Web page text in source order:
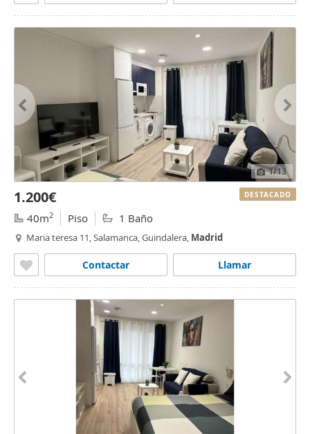
1/13
1.200€
40m2 Piso 1 Baño
Maria teresa 11, Salamanca, Guindalera, Madrid
Llamar
Contactar
DESTACADO